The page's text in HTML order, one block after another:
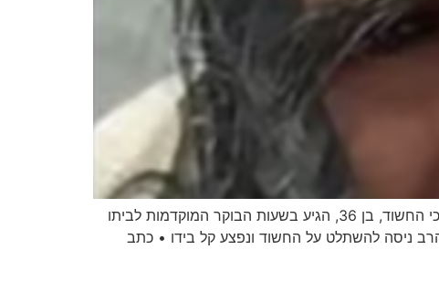
כתב אישום יוגש היום נגד החשוד ברצח הרב המקובל עמוס גואטה זצ"ל בתחילת החודש בנתניה • מהחקירה עולה כי החשוד, בן 36, הגיע בשעות הבוקר המוקדמות לביתו
ניסה להשתלט על החשוד ונפצע קל בידו • כתב